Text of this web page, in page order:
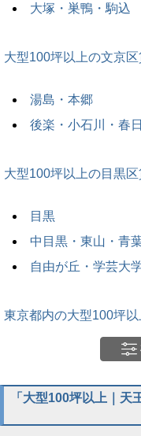
大塚・巣鴨・駒込
大型100坪以上の文京
湯島・本郷
後楽・小石川・春日
大型100坪以上の目黒
目黒
中目黒・東山・青
自由が丘・学芸大
東京都内の大型100坪
「大型100坪以上｜天